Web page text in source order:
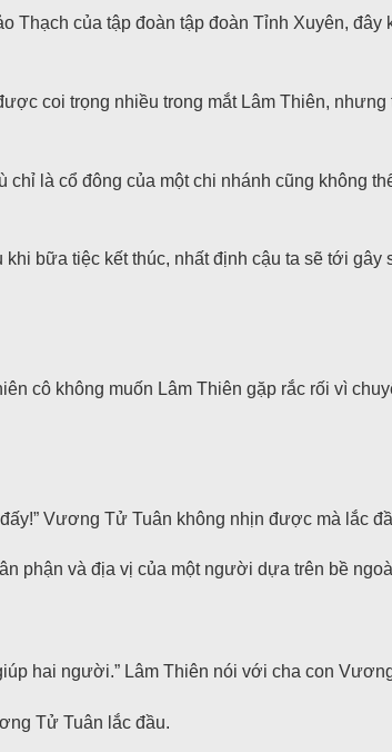
Thạch của tập đoàn tập đoàn Tỉnh Xuyên,
coi trọng nhiều trong mắt Lâm Thiên,
là cổ đông của một chi nhánh cũng không
bữa tiệc kết thúc, nhất định cậu ta sẽ tới
cô không muốn Lâm Thiên gặp rắc rối vì
Vương Tử Tuân không nhịn được mà lắc
phận và địa vị của một người dựa trên bề
hai người.” Lâm Thiên nói với cha con
Tử Tuân lắc đầu.